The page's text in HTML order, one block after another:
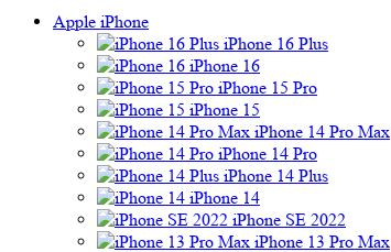
Apple iPhone
iPhone 16 Plus
iPhone 16
iPhone 15 Pro
iPhone 15
iPhone 14 Pro Max
iPhone 14 Pro
iPhone 14 Plus
iPhone 14
iPhone SE 2022
iPhone 13 Pro Max